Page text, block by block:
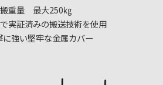
重量 最大250㎏
実証済みの搬送技術を使用
に強い堅牢な金属カバー